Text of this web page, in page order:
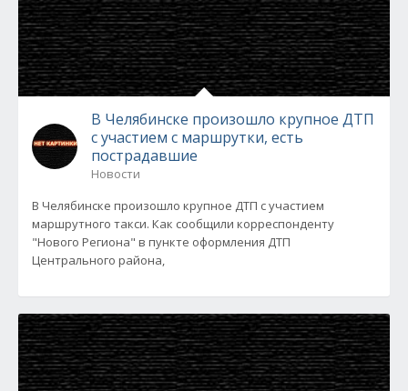
В Челябинске произошло крупное ДТП
с участием с маршрутки, есть
пострадавшие
Новости
В Челябинске произошло крупное ДТП с участием
маршрутного такси. Как сообщили корреспонденту
"Нового Региона" в пункте оформления ДТП
Центрального района,